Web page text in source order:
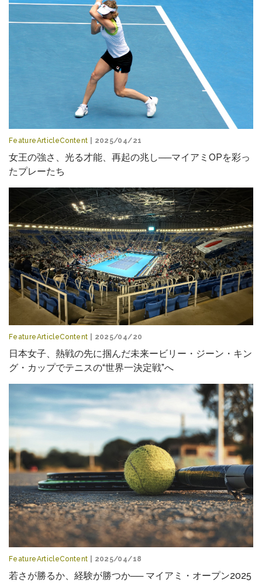
FeatureArticleContent | 2025/04/21
女王の強さ、光る才能、再起の兆し──マイアミOPを彩っ
たプレーたち
FeatureArticleContent | 2025/04/20
日本女子、熱戦の先に掴んだ未来ービリー・ジーン・キン
グ・カップでテニスの“世界一決定戦”へ
FeatureArticleContent | 2025/04/18
若さが勝るか、経験が勝つか── マイアミ・オープン2025